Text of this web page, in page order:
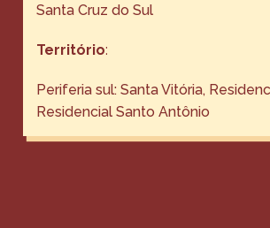
Santa Cruz do Sul
Território:
Periferia sul: Santa Vitória,
Residencial Santo Antônio